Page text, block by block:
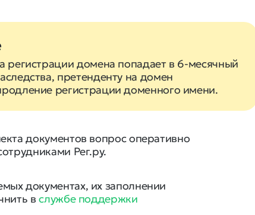
регистрации домена попадает в 6-месячный
претенденту на домен
регистрации доменного имени.
документов вопрос оперативно
Рег.ру.
документах, их заполнении
вслужбе поддержки